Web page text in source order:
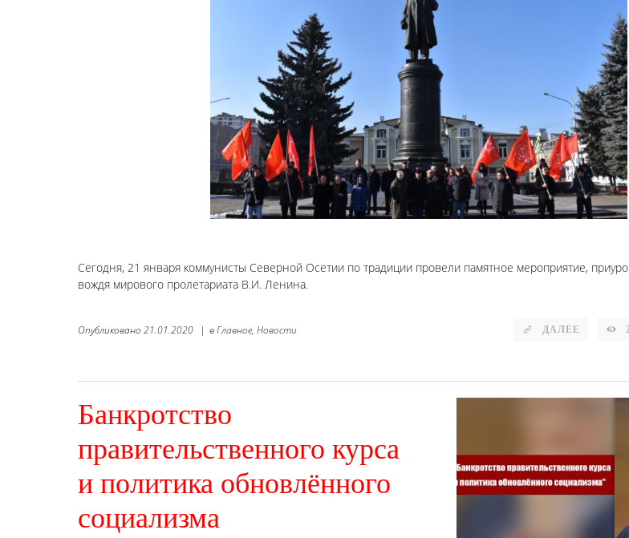
Сегодня, 21 января коммунисты Северной Осетии по традиции провели памятное мероприятие,
вождя мирового пролетариата В.И. Ленина.
ДАЛЕЕ
Опубликовано 21.01.2020 | вГлавное, Новости
Банкротство
правительственного курса
и политика обновлённого
социализма